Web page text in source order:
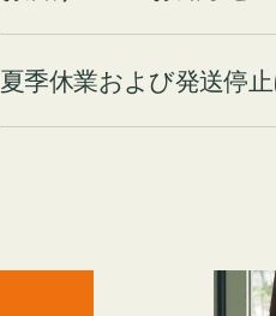
夏季休業および発送停